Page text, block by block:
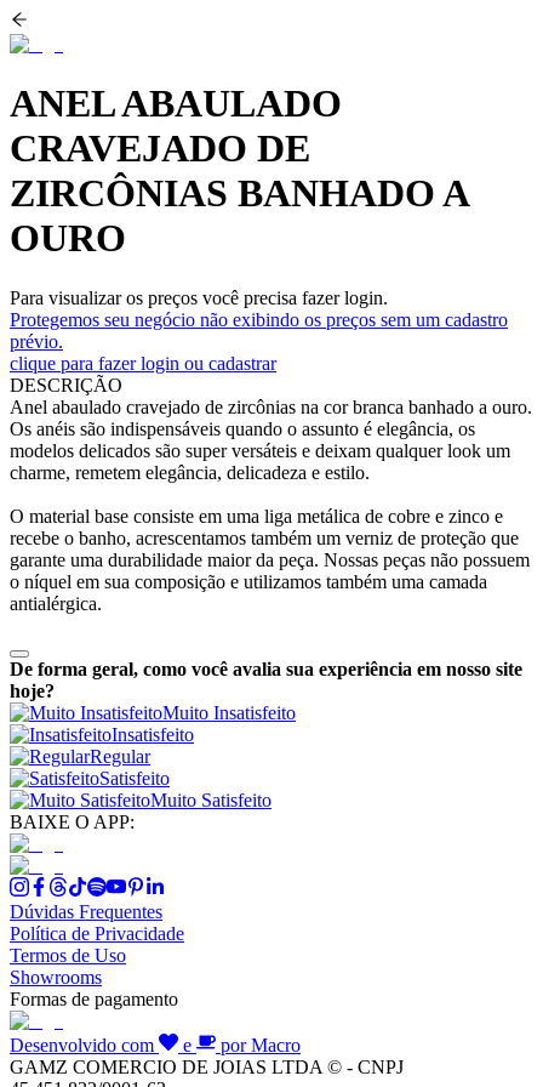
ANEL ABAULADO
CRAVEJADO DE
ZIRCÔNIAS BANHADO A
OURO
Para visualizar os preços você precisa fazer login.
Protegemos seu negócio não exibindo os preços sem um cadastro
prévio.
clique para fazer login ou cadastrar
DESCRIÇÃO
Anel abaulado cravejado de zircônias na cor branca banhado a ouro.
Os anéis são indispensáveis quando o assunto é elegância, os
modelos delicados são super versáteis e deixam qualquer look um
charme, remetem elegância, delicadeza e estilo.
O material base consiste em uma liga metálica de cobre e zinco e
recebe o banho, acrescentamos também um verniz de proteção que
garante uma durabilidade maior da peça. Nossas peças não possuem
o níquel em sua composição e utilizamos também uma camada
antialérgica.
De forma geral, como você avalia sua experiência em nosso site
hoje?
Muito Insatisfeito
Insatisfeito
Regular
Satisfeito
Muito Satisfeito
BAIXE O APP:
Dúvidas Frequentes
Política de Privacidade
Termos de Uso
Showrooms
Formas de pagamento
Desenvolvido com e
por Macro
GAMZ COMERCIO DE JOIAS LTDA © - CNPJ